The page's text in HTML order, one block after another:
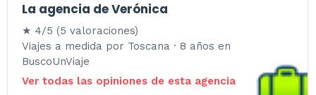
La agencia de Verónica
★ 4/5 (5 valoraciones)
Viajes a medida por Toscana · 8 años en
BuscoUnViaje
Ver todas las opiniones de esta agencia